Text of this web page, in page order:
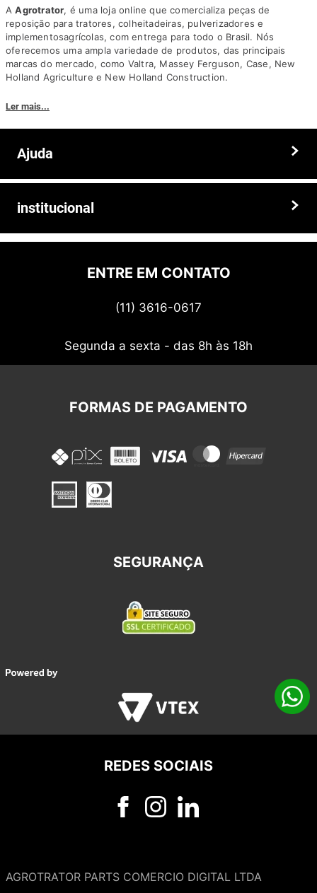
AAgrotrator, é uma loja online que comercializa peças de
reposição para tratores, colheitadeiras, pulverizadores e
implementosagrícolas, com entrega para todo o Brasil. Nós
oferecemos uma ampla variedade de produtos, das principais
marcas do mercado, como Valtra, Massey Ferguson, Case, New
Holland Agriculture e New Holland Construction.
competitivos. Nós também oferecemos um atendimento
personalizado, com equipe de profissionais altamente capacitados
Somos a solução ideal para quem busca peças e acessórios agrícolas
Ler mais...
Ajuda
Prazos e entregas
institucional
Quem somos
Politica de privacidadeENTRE EM CONTATO
(11) 3616-0617
Segunda a sexta - das 8h às 18h
FORMAS DE PAGAMENTO
SEGURANÇA
REDES SOCIAIS
AGROTRATOR PARTS COMERCIO DIGITAL LTDA